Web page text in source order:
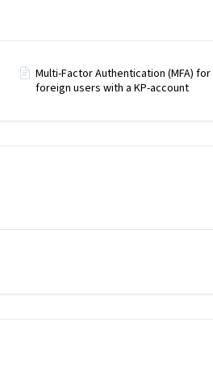
Multi-Factor Authentication (MFA) for
foreign users with a KP-account